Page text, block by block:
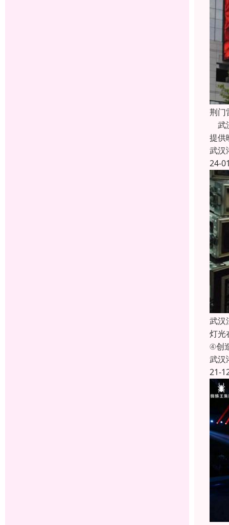
荆门
武
提供
武汉
24-
武汉
灯光
④创
武汉
21-